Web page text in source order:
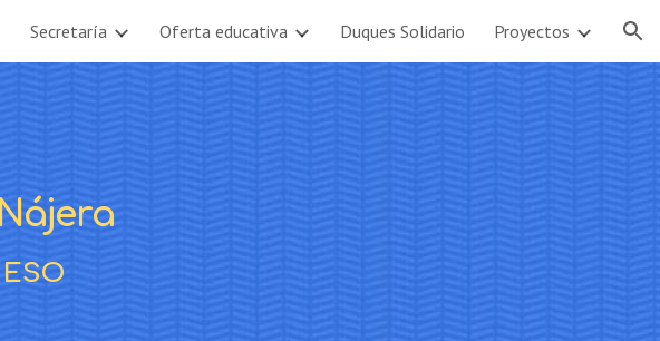
Skip to navigation
Secretaría Oferta educativa Duques Solidario Proyectos